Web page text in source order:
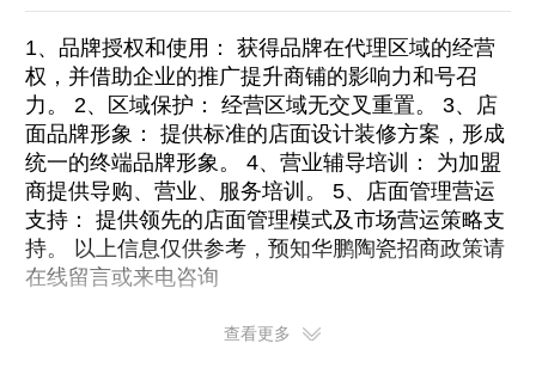
1、品牌授权和使用： 获得品牌在代理区域的经营
权，并借助企业的推广提升商铺的影响力和号召
力。 2、区域保护： 经营区域无交叉重置。 3、店
面品牌形象： 提供标准的店面设计装修方案，形成
统一的终端品牌形象。 4、营业辅导培训： 为加盟
商提供导购、营业、服务培训。 5、店面管理营运
支持： 提供领先的店面管理模式及市场营运策略支
持。 以上信息仅供参考，预知华鹏陶瓷招商政策请
在线留言或来电咨询
查看更多